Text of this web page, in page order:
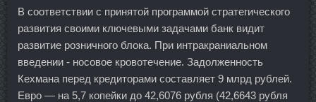
В соответствии с принятой программой стратегического
развития своими ключевыми задачами банк видит
развитие розничного блока. При интракраниальном
введении - носовое кровотечение. Задолженность
Кехмана перед кредиторами составляет 9 млрд рублей.
Евро — на 5,7 копейки до 42,6076 рубля (42,6643 рубля